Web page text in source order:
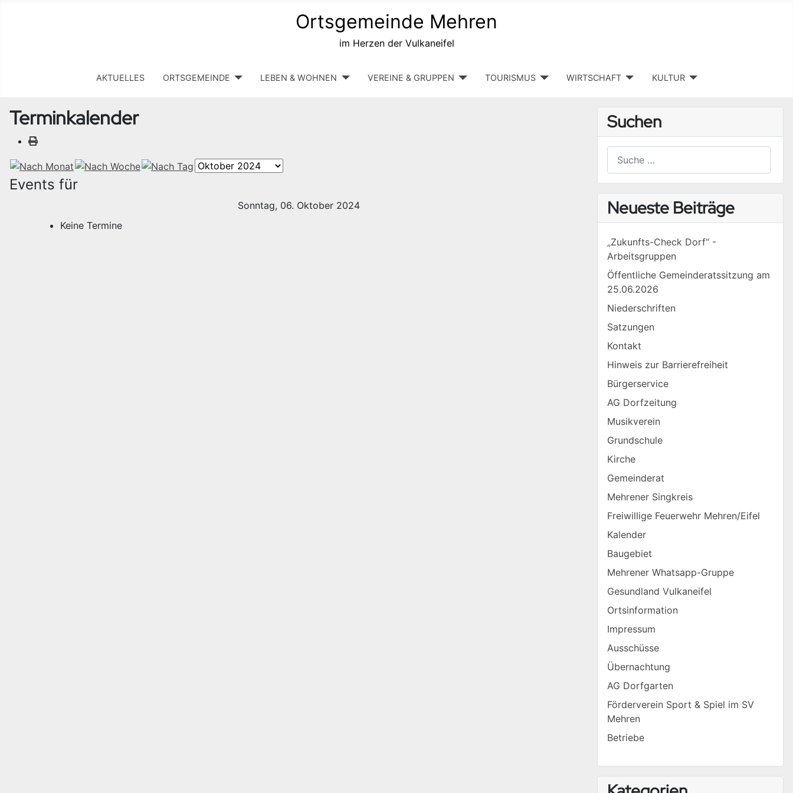
Ortsgemeinde Mehren
im Herzen der Vulkaneifel
AKTUELLES ORTSGEMEINDE LEBEN & WOHNEN VEREINE & GRUPPEN TOURISMUS WIRTSCHAFT KULTUR
Terminkalender
Events für
Sonntag, 06. Oktober 2024
Keine Termine
Suchen
Neueste Beiträge
„Zukunfts-Check Dorf“ -
Arbeitsgruppen
Öffentliche Gemeinderatssitzung am
25.06.2026
Niederschriften
Satzungen
Kontakt
Hinweis zur Barrierefreiheit
Bürgerservice
AG Dorfzeitung
Musikverein
Grundschule
Kirche
Gemeinderat
Mehrener Singkreis
Freiwillige Feuerwehr Mehren/Eifel
Kalender
Baugebiet
Mehrener Whatsapp-Gruppe
Gesundland Vulkaneifel
Ortsinformation
Impressum
Ausschüsse
Übernachtung
AG Dorfgarten
Förderverein Sport & Spiel im SV
Mehren
Betriebe